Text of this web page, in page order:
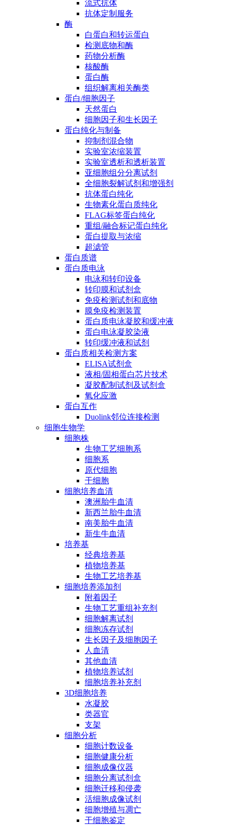
流式抗体
抗体定制服务
酶
白蛋白和转运蛋白
检测底物和酶
药物分析酶
核酸酶
蛋白酶
组织解离相关酶类
蛋白/细胞因子
天然蛋白
细胞因子和生长因子
蛋白纯化与制备
抑制剂混合物
实验室浓缩装置
实验室透析和透析装置
亚细胞组分分离试剂
全细胞裂解试剂和增强剂
抗体蛋白纯化
生物素化蛋白质纯化
FLAG标签蛋白纯化
重组/融合标记蛋白纯化
蛋白提取与浓缩
超滤管
蛋白质谱
蛋白质电泳
电泳和转印设备
转印膜和试剂盒
免疫检测试剂和底物
膜免疫检测装置
蛋白质电泳凝胶和缓冲液
蛋白电泳凝胶染液
转印缓冲液和试剂
蛋白质相关检测方案
ELISA试剂盒
液相/固相蛋白芯片技术
凝胶配制试剂及试剂盒
氧化应激
蛋白互作
Duolink邻位连接检测
细胞生物学
细胞株
生物工艺细胞系
细胞系
原代细胞
干细胞
细胞培养血清
澳洲胎牛血清
新西兰胎牛血清
南美胎牛血清
新生牛血清
培养基
经典培养基
植物培养基
生物工艺培养基
细胞培养添加剂
附着因子
生物工艺重组补充剂
细胞解离试剂
细胞冻存试剂
生长因子及细胞因子
人血清
其他血清
植物培养试剂
细胞培养补充剂
3D细胞培养
水凝胶
类器官
支架
细胞分析
细胞计数设备
细胞健康分析
细胞成像仪器
细胞分离试剂盒
细胞迁移和侵袭
活细胞成像试剂
细胞增殖与凋亡
干细胞鉴定